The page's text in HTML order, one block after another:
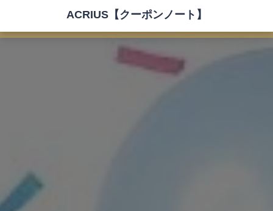
ACRIUS【クーポンノート】